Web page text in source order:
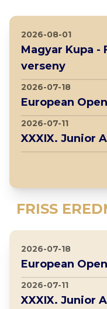
FRISS
2026-08-01
Magyar Kupa
verseny
2026-07-18
European
2026-07-11
XXXIX. Junior
2026-07-18
European
2026-07-11
XXXIX. Junior